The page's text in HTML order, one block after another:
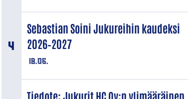
18.06.
Sebastian Soini Jukureihin kaudeksi
2026–2027
Tiedote: Jukurit HC Oy:n ylimääräinen